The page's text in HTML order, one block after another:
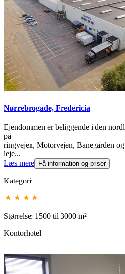
Nørrebrogade, Fredericia
Ejendommen er beliggende i den
på
ringvejen, Motorvejen, Banegården
leje...
Læs mere
Få information og priser
Kategori:
Størrelse: 1500 til 3000 m²
Kontorhotel